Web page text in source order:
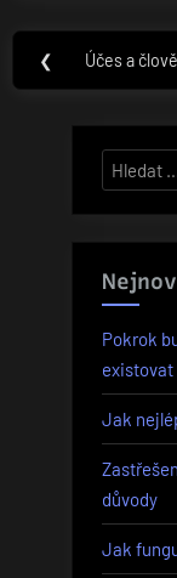
Navigace
pro
příspěvek
❮
Previous
Účes a
Pokrok
existovat
Jak
důvody
Jak